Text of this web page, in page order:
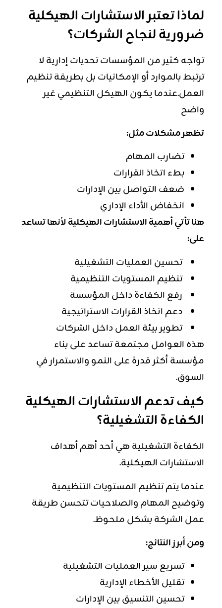
لماذا تعتبر الاستشارات الهيكلية
ضرورية لنجاح الشركات؟
تواجه كثير من المؤسسات تحديات إدارية لا
ترتبط بالموارد أو الإمكانيات بل بطريقة تنظيم
العمل.عندما يكون الهيكل التنظيمي غير
واضح
تظهر مشكلات مثل:
تضارب المهام
بطء اتخاذ القرارات
ضعف التواصل بين الإدارات
انخفاض الأداء الإداري
هنا تأتي أهمية الاستشارات الهيكلية لأنها تساعد
على:
تحسين العمليات التشغيلية
تنظيم المستويات التنظيمية
رفع الكفاءة داخل المؤسسة
دعم اتخاذ القرارات الاستراتيجية
تطوير بيئة العمل داخل الشركات
هذه العوامل مجتمعة تساعد على بناء
مؤسسة أكثر قدرة على النمو والاستمرار في
السوق.
كيف تدعم الاستشارات الهيكلية
الكفاءة التشغيلية؟
الكفاءة التشغيلية هي أحد أهم أهداف
الاستشارات الهيكلية.
عندما يتم تنظيم المستويات التنظيمية
وتوضيح المهام والصلاحيات تتحسن طريقة
عمل الشركة بشكل ملحوظ.
ومن أبرز النتائج:
تسريع سير العمليات التشغيلية
تقليل الأخطاء الإدارية
تحسين التنسيق بين الإدارات